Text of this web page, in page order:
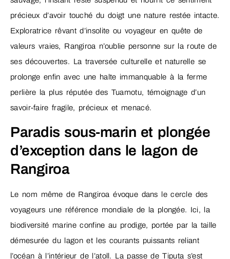
précieux d’avoir touché du doigt une nature restée intacte.
Exploratrice rêvant d’insolite ou voyageur en quête de
valeurs vraies, Rangiroa n’oublie personne sur la route de
ses découvertes. La traversée culturelle et naturelle se
prolonge enfin avec une halte immanquable à la ferme
perlière la plus réputée des Tuamotu, témoignage d’un
savoir-faire fragile, précieux et menacé.
Paradis sous-marin et plongée
d’exception dans le lagon de
Rangiroa
Le nom même de Rangiroa évoque dans le cercle des
voyageurs une référence mondiale de la plongée. Ici, la
biodiversité marine confine au prodige, portée par la taille
démesurée du lagon et les courants puissants reliant
l’océan à l’intérieur de l’atoll. La passe de Tiputa s’est